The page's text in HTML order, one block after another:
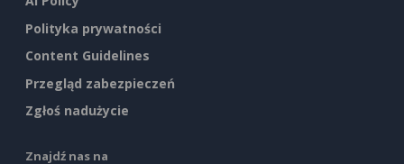
Polityka prywatności
Content Guidelines
Przegląd zabezpieczeń
Zgłoś nadużycie
Znajdź nas na